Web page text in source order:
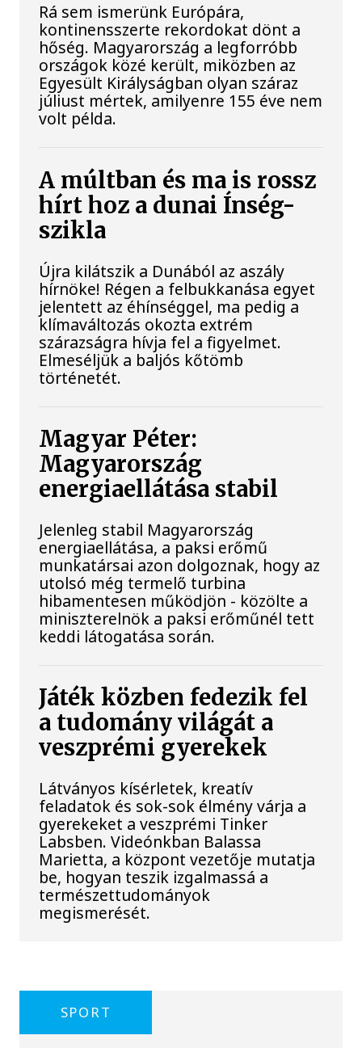
Rá sem ismerünk Európára,
kontinensszerte rekordokat dönt a
hőség. Magyarország a legforróbb
országok közé került, miközben az
Egyesült Királyságban olyan száraz
júliust mértek, amilyenre 155 éve nem
volt példa.
A múltban és ma is rossz
hírt hoz a dunai Ínség-
szikla
Újra kilátszik a Dunából az aszály
hírnöke! Régen a felbukkanása egyet
jelentett az éhínséggel, ma pedig a
klímaváltozás okozta extrém
szárazságra hívja fel a figyelmet.
Elmeséljük a baljós kőtömb
történetét.
Magyar Péter:
Magyarország
energiaellátása stabil
Jelenleg stabil Magyarország
energiaellátása, a paksi erőmű
munkatársai azon dolgoznak, hogy az
utolsó még termelő turbina
hibamentesen működjön - közölte a
miniszterelnök a paksi erőműnél tett
keddi látogatása során.
Játék közben fedezik fel
a tudomány világát a
veszprémi gyerekek
Látványos kísérletek, kreatív
feladatok és sok-sok élmény várja a
gyerekeket a veszprémi Tinker
Labsben. Videónkban Balassa
Marietta, a központ vezetője mutatja
be, hogyan teszik izgalmassá a
természettudományok
megismerését.
SPORT